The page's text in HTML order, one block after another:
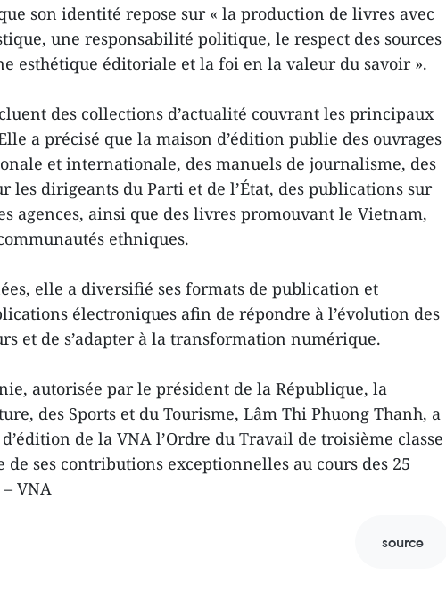
son identité repose sur « la production de livres avec
une responsabilité politique, le respect des sources
esthétique éditoriale et la foi en la valeur du savoir ».
des collections d’actualité couvrant les principaux
a précisé que la maison d’édition publie des ouvrages
et internationale, des manuels de journalisme, des
les dirigeants du Parti et de l’État, des publications sur
agences, ainsi que des livres promouvant le Vietnam,
ethniques.
elle a diversifié ses formats de publication et
électroniques afin de répondre à l’évolution des
et de s’adapter à la transformation numérique.
autorisée par le président de la République, la
des Sports et du Tourisme, Lâm Thi Phuong Thanh, a
de la VNA l’Ordre du Travail de troisième classe
de ses contributions exceptionnelles au cours des 25
VNA
source